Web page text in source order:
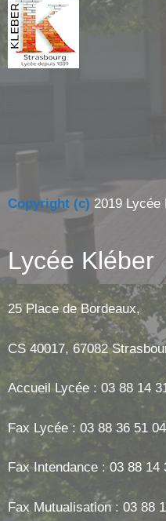
Copyright (c) 2019 Lycée
Lycée Kléber
25 Place de Bordeaux,
CS 40017, 67082
Accueil Lycée : 03 88 14
Fax Lycée : 03 88 36 51 04
Fax Intendance : 03 88 14
Fax Mutualisation : 03 88